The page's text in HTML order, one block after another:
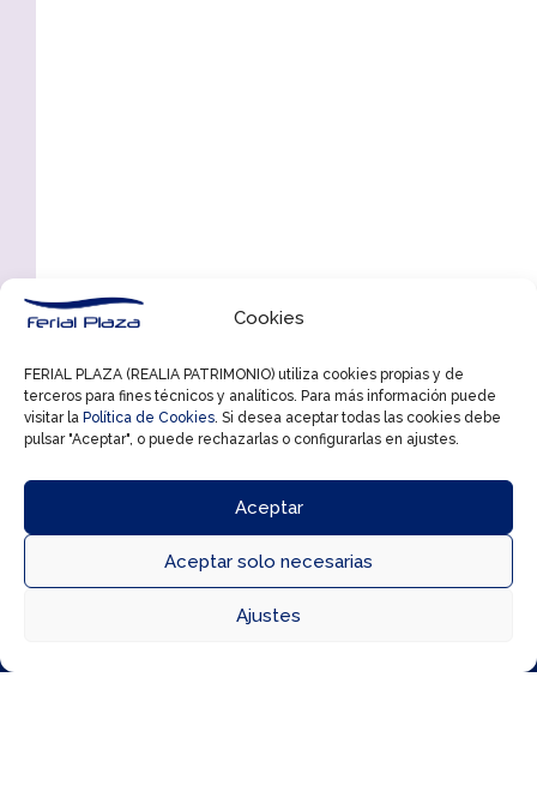
Cookies
FERIAL PLAZA (REALIA PATRIMONIO) utiliza cookies propias y de
terceros para fines técnicos y analíticos. Para más información puede
visitar la Política de Cookies. Si desea aceptar todas las cookies debe
pulsar "Aceptar", o puede rechazarlas o configurarlas en ajustes.
Aceptar
Aceptar solo necesarias
Ajustes